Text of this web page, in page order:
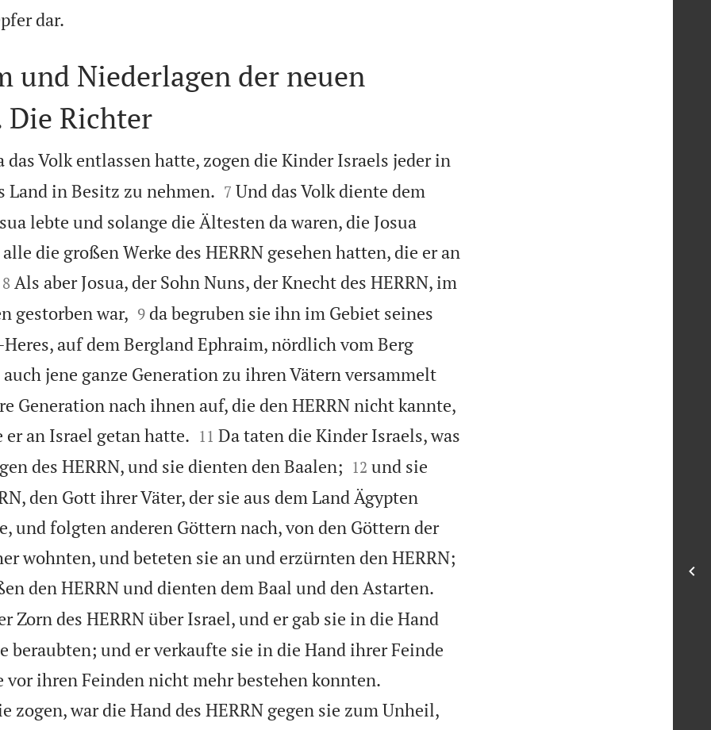
dar.
und Niederlagen der neuen
Die Richter
das Volk entlassen hatte, zogen die Kinder Israels jeder in
Land in Besitz zu nehmen.
7 Und das Volk diente dem
lebte und solange die Ältesten da waren, die Josua
die großen Werke des HERRN gesehen hatten, die er an

8 Als aber Josua, der Sohn Nuns, der Knecht des HERRN, im
gestorben war, 

9 da begruben sie ihn im Gebiet seines
auf dem Bergland Ephraim, nördlich vom Berg
jene ganze Generation zu ihren Vätern versammelt
Generation nach ihnen auf, die den HERRN nicht kannte,
er an Israel getan hatte.
11 Da taten die Kinder Israels, was
des HERRN, und sie dienten den Baalen;
12 und sie
den Gott ihrer Väter, der sie aus dem Land Ägypten
und folgten anderen Göttern nach, von den Göttern der
wohnten, und beteten sie an und erzürnten den HERRN;
den HERRN und dienten dem Baal und den Astarten.
Zorn des HERRN über Israel, und er gab sie in die Hand
beraubten; und er verkaufte sie in die Hand ihrer Feinde
vor ihren Feinden nicht mehr bestehen konnten.
zogen, war die Hand des HERRN gegen sie zum Unheil,